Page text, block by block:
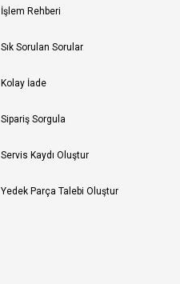
İşlem Rehberi
Sık Sorulan Sorular
Kolay İade
Sipariş Sorgula
Servis Kaydı Oluştur
Yedek Parça Talebi Oluştur